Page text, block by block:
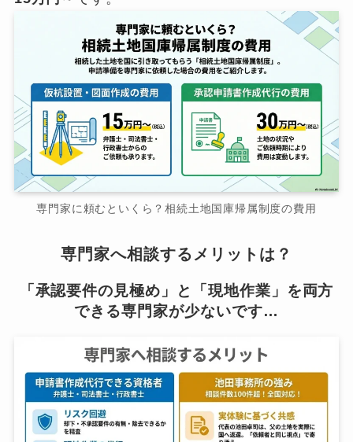
専門家に頼むといくら？相続土地国庫帰属制度の費用
専門家へ相談するメリットは？
「承認要件の見極め」と「現地作業」を両方
できる専門家が少ないです…